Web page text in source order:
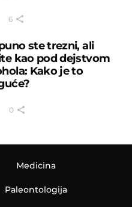
6
ste trezni, ali
kao pod dejstvom
Kako je to
0
Medicina
Paleontologija